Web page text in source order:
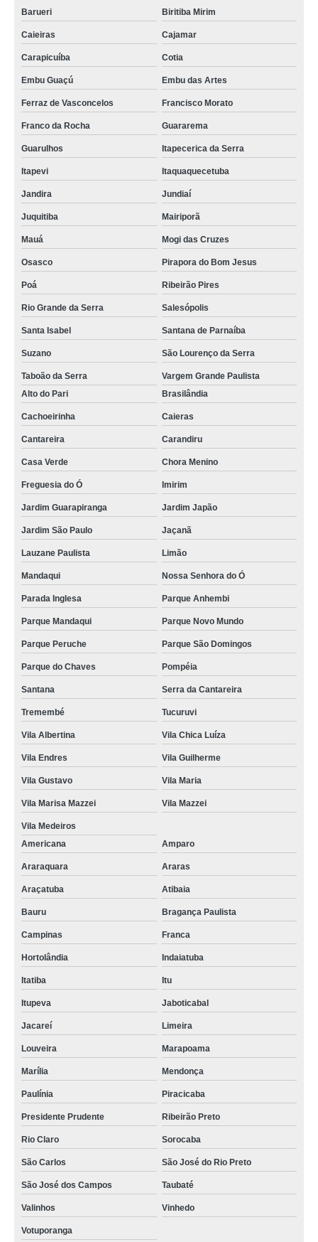
Barueri Biritiba Mirim
Caieiras Cajamar
Carapicuíba Cotia
Embu Guaçú Embu das Artes
Ferraz de Vasconcelos Francisco Morato
Franco da Rocha Guararema
Guarulhos Itapecerica da Serra
Itapevi Itaquaquecetuba
Jandira Jundiaí
Juquitiba Mairiporã
Mauá Mogi das Cruzes
Osasco Pirapora do Bom Jesus
Poá Ribeirão Pires
Rio Grande da Serra Salesópolis
Santa Isabel Santana de Parnaíba
Suzano São Lourenço da Serra
Taboão da Serra
Vargem Grande Paulista
Alto do Pari
Brasilândia
Cachoeirinha Caieras
Cantareira Carandiru
Casa Verde Chora Menino
Freguesia do Ó Imirim
Jardim Guarapiranga Jardim Japão
Jardim São Paulo Jaçanã
Lauzane Paulista Limão
Mandaqui Nossa Senhora do Ó
Parada Inglesa Parque Anhembi
Parque Mandaqui Parque Novo Mundo
Parque Peruche Parque São Domingos
Parque do Chaves Pompéia
Santana Serra da Cantareira
Tremembé Tucuruvi
Vila Albertina Vila Chica Luíza
Vila Endres Vila Guilherme
Vila Gustavo Vila Maria
Vila Marisa Mazzei Vila Mazzei
Vila Medeiros
Americana
Amparo
Araraquara Araras
Araçatuba Atibaia
Bauru Bragança Paulista
Campinas Franca
Hortolândia Indaiatuba
Itatiba Itu
Itupeva Jaboticabal
Jacareí Limeira
Louveira Marapoama
Marília Mendonça
Paulínia Piracicaba
Presidente Prudente Ribeirão Preto
Rio Claro Sorocaba
São Carlos São José do Rio Preto
São José dos Campos Taubaté
Valinhos Vinhedo
Votuporanga